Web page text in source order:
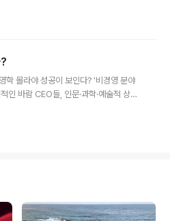
핵심을 간파한 책과 같은 학문 간의 경
사성을 통해 과학의 입장에서 경영을 바
가설로부터 기업 경영 현상과 경영원리,
대중경영서이다. 경영학과 과학 간의
학 몰라야 성공이 보인다? '비경영 분야
인 바람 CEO들, 인문·과학·예술적 상상
서 신선한 아이디어나 차별화 전략을
에서 역사책과 소설책 십여 권을 주문
사람’이라는 것을 터득한 그는 인간에 대